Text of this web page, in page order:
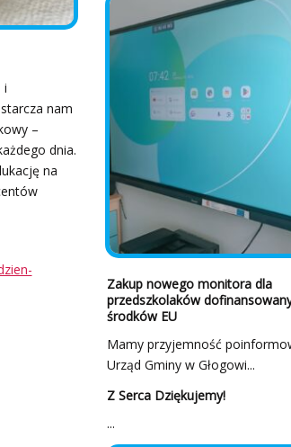
i
nam
–
dnia.
na
Zakup nowego monitora dla
przedszkolaków
środków EU
Mamy przyjemność
Urząd Gminy w Głogowi...
Z Serca Dziękujemy!
...